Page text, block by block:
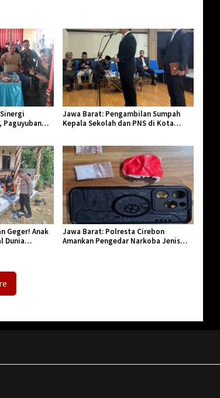
Jawa Barat: Pengambilan Sumpah
Kepala Sekolah dan PNS di Kota
Geger! Anak
Dunia
Jawa Barat: Polresta Cirebon
Amankan Pengedar Narkoba Jenis